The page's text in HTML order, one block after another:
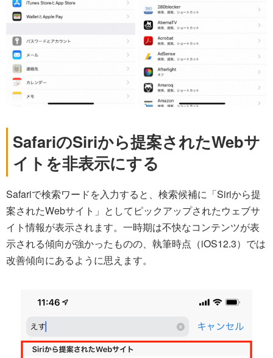
SafariのSiriから提案されたWebサ
イトを非表示にする
Safariで検索ワードを入力すると、検索候補に「Siriから提
案されたWebサイト」としてピックアップされたウェブサ
イト情報が表示されます。一時期は不快なコンテンツが表
示される傾向が強かったものの、執筆時点（iOS12.3）では
改善傾向にあるように思えます。